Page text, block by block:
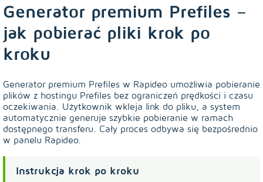
Generator premium Prefiles –
jak pobierać pliki krok po
kroku
Generator premium Prefiles w Rapideo umożliwia pobieranie
plików z hostingu Prefiles bez ograniczeń prędkości i czasu
oczekiwania. Użytkownik wkleja link do pliku, a system
automatycznie generuje szybkie pobieranie w ramach
dostępnego transferu. Cały proces odbywa się bezpośrednio
w panelu Rapideo.
Instrukcja krok po kroku